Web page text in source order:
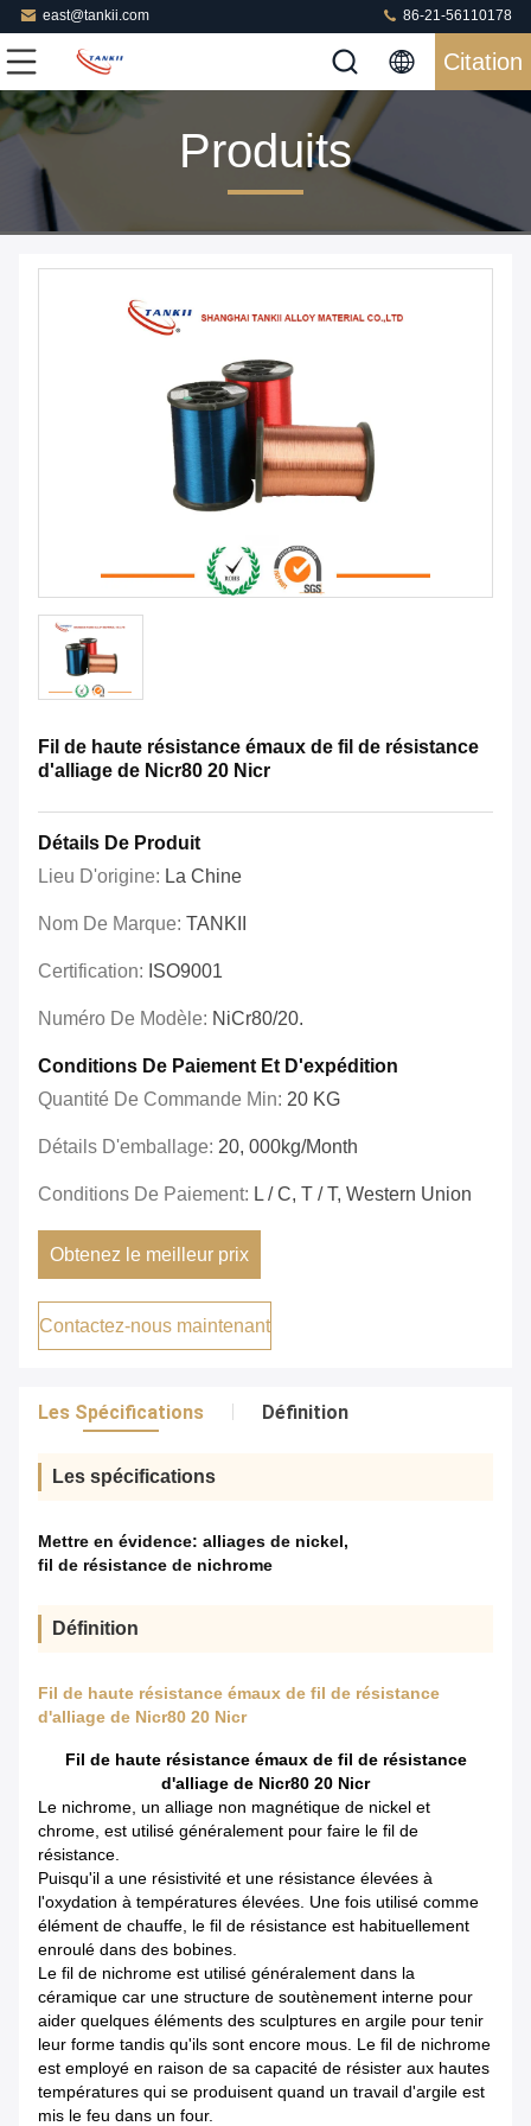
east@tankii.com 86-21-56110178
Citation
Produits
Fil de haute résistance émaux de fil de résistance
d'alliage de Nicr80 20 Nicr
Détails De Produit
Lieu D'origine: La Chine
Nom De Marque: TANKII
Certification: ISO9001
Numéro De Modèle: NiCr80/20.
Conditions De Paiement Et D'expédition
Quantité De Commande Min: 20 KG
Détails D'emballage: 20, 000kg/month
Conditions De Paiement: L / C, T / T, Western Union
Obtenez le meilleur prix
Contactez-nous maintenant
Les Spécifications Définition
Les spécifications
Mettre en évidence: alliages de nickel,
fil de résistance de nichrome
Définition
Fil de haute résistance émaux de fil de résistance
d'alliage de Nicr80 20 Nicr
Fil de haute résistance émaux de fil de résistance
d'alliage de Nicr80 20 Nicr
Le nichrome, un alliage non magnétique de nickel et
chrome, est utilisé généralement pour faire le fil de
résistance.
Puisqu'il a une résistivité et une résistance élevées à
l'oxydation à températures élevées. Une fois utilisé comme
élément de chauffe, le fil de résistance est habituellement
enroulé dans des bobines.
Le fil de nichrome est utilisé généralement dans la
céramique car une structure de soutènement interne pour
aider quelques éléments des sculptures en argile pour tenir
leur forme tandis qu'ils sont encore mous. Le fil de nichrome
est employé en raison de sa capacité de résister aux hautes
températures qui se produisent quand un travail d'argile est
mis le feu dans un four.